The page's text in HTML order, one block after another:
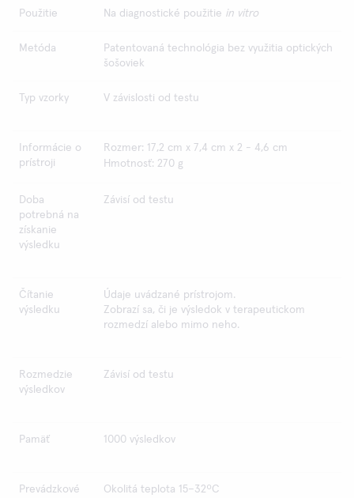
Použitie Na diagnostické použitie in vitro
Metóda
Patentovaná technológia bez využitia optických
šošoviek
Typ vzorky V závislosti od testu
Informácie o
prístroji
Rozmer: 17,2 cm x 7,4 cm x 2 - 4,6 cm
Hmotnosť: 270 g
Doba
potrebná na
získanie
výsledku
Závisí od testu
Čítanie
výsledku
Údaje uvádzané prístrojom.
Zobrazí sa, či je výsledok v terapeutickom
rozmedzí alebo mimo neho.
Rozmedzie
výsledkov
Závisí od testu
Pamäť 1000 výsledkov
Prevádzkové
Okolitá teplota 15–32ºC